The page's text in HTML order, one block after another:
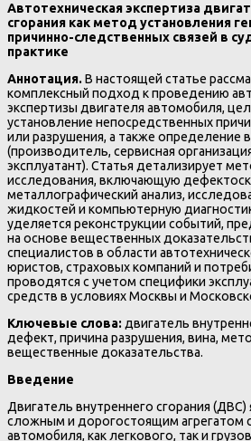
Автотехническая экспертиза
сгорания как метод установления
причинно-следственных связей в
практике
Аннотация.В настоящей статье
комплексный подход к проведению
экспертизы двигателя автомобиля,
установление непосредственных
или разрушения, а также определение
(производитель, сервисная
эксплуатант). Статья детализирует
исследования, включающую
металлографический анализ,
жидкостей и компьютерную
уделяется реконструкции событий,
на основе вещественных
специалистов в области
юристов, страховых компаний и
проводятся с учетом специфики
средств в условиях Москвы и
Ключевые слова: двигатель
дефект, причина разрушения, вина,
вещественные доказательства.
Введение
Двигатель внутреннего сгорания (ДВС)
сложным и дорогостоящим агрегатом
автомобиля, как легкового, так и